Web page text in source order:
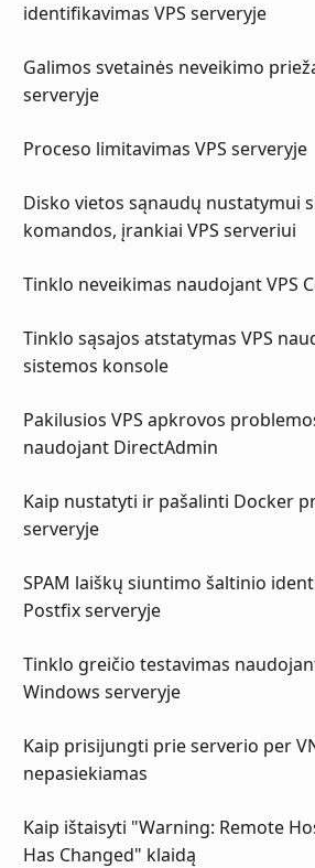
identifikavimas VPS serveryje
Galimos svetainės neveikimo
serveryje
Proceso limitavimas VPS serveryje
Disko vietos sąnaudų nustatymui
komandos, įrankiai VPS serveriui
Tinklo neveikimas naudojant VPS
Tinklo sąsajos atstatymas VPS
sistemos konsole
Pakilusios VPS apkrovos
naudojant DirectAdmin
Kaip nustatyti ir pašalinti Docker
serveryje
SPAM laiškų siuntimo šaltinio
Postfix serveryje
Tinklo greičio testavimas
Windows serveryje
Kaip prisijungti prie serverio per
nepasiekiamas
Kaip ištaisyti "Warning: Remote
Has Changed" klaidą